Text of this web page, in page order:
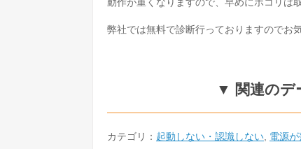
弊社では無料で診断行っておりますのでお
▼ 関連のデ
カテゴリ： 起動しない・認識しない 電源が